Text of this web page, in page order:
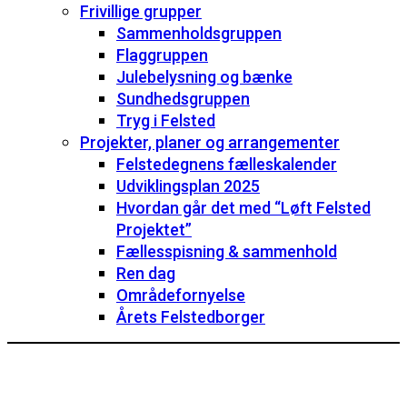
Frivillige grupper
Sammenholdsgruppen
Flaggruppen
Julebelysning og bænke
Sundhedsgruppen
Tryg i Felsted
Projekter, planer og arrangementer
Felstedegnens fælleskalender
Udviklingsplan 2025
Hvordan går det med “Løft Felsted
Projektet”
Fællesspisning & sammenhold
Ren dag
Områdefornyelse
Årets Felstedborger